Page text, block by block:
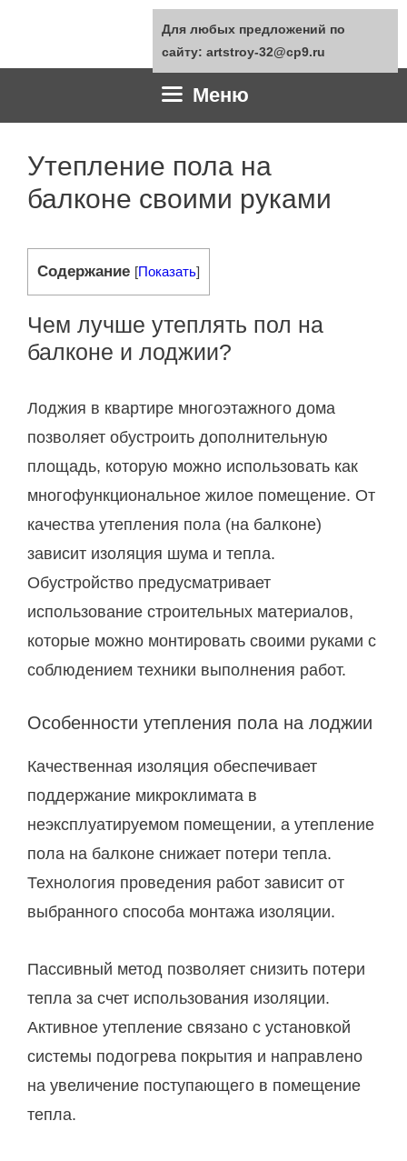
содержимому
Меню
Утепление пола на
балконе своими руками
Содержание [Показать]
Чем лучше утеплять пол на
балконе и лоджии?
Лоджия в квартире многоэтажного дома
позволяет обустроить дополнительную
площадь, которую можно использовать как
многофункциональное жилое помещение. От
качества утепления пола (на балконе)
зависит изоляция шума и тепла.
Обустройство предусматривает
использование строительных материалов,
которые можно монтировать своими руками с
соблюдением техники выполнения работ.
Особенности утепления пола на лоджии
Качественная изоляция обеспечивает
поддержание микроклимата в
неэксплуатируемом помещении, а утепление
пола на балконе снижает потери тепла.
Технология проведения работ зависит от
выбранного способа монтажа изоляции.
Пассивный метод позволяет снизить потери
тепла за счет использования изоляции.
Активное утепление связано с установкой
системы подогрева покрытия и направлено
на увеличение поступающего в помещение
тепла.
Для любых предложений по
сайту: artstroy-32@cp9.ru